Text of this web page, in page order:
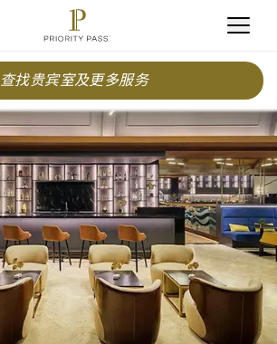
查找贵宾室及更多服务